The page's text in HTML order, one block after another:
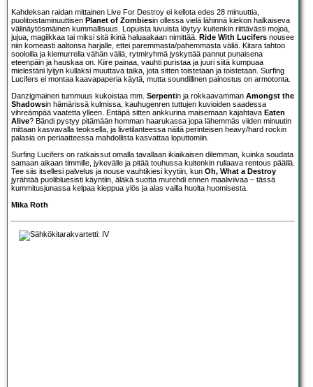
Kahdeksan raidan mittainen Live For Destroy ei kellota edes 28 minuuttia,
puolitoistaminuuttisen Planet of Zombiesin ollessa vielä lähinnä kiekon halkaiseva
välinäytösmäinen kummallisuus. Lopuista luvuista löytyy kuitenkin riittävästi mojoa,
jujua, magiikkaa tai miksi sitä ikinä haluaakaan nimittää. Ride With Lucifers nousee
niin komeasti aaltonsa harjalle, ettei paremmasta/pahemmasta väliä. Kitara tahtoo
sooloilla ja kiemurrella vähän väliä, rytmiryhmä jyskyttää pannut punaisena
eteenpäin ja hauskaa on. Kiire painaa, vauhti puristaa ja juuri siitä kumpuaa
mielestäni lyijyn kullaksi muuttava taika, jota sitten toistetaan ja toistetaan. Surfing
Lucifers ei montaa kaavapaperia käytä, mutta soundillinen painostus on armotonta.
Danzigmainen tummuus kukoistaa mm. Serpentin ja rokkaavamman Amongst the
Shadowsin hämärissä kulmissa, kauhugenren tuttujen kuvioiden saadessa
vihreämpää vaatetta ylleen. Entäpä sitten ankkurina maisemaan kajahtava Eaten
Alive? Bändi pystyy pitämään homman haarukassa jopa lähemmäs viiden minuutin
mittaan kasvavalla teoksella, ja livetilanteessa näitä perinteisen heavy/hard rockin
palasia on periaatteessa mahdollista kasvattaa loputtomiin.
Surfing Lucifers on ratkaissut omalla tavallaan ikiaikaisen dilemman, kuinka soudata
samaan aikaan timmille, jykevälle ja pitää touhussa kuitenkin rullaava rentous päällä.
Tee siis itsellesi palvelus ja nouse vauhtikiesi kyytiin, kun Oh, What a Destroy
jyrähtää puolibluesisti käyntiin, äläkä suotta murehdi ennen maaliviivaa – tässä
kummitusjunassa kelpaa kieppua ylös ja alas vailla huolta huomisesta.
Mika Roth